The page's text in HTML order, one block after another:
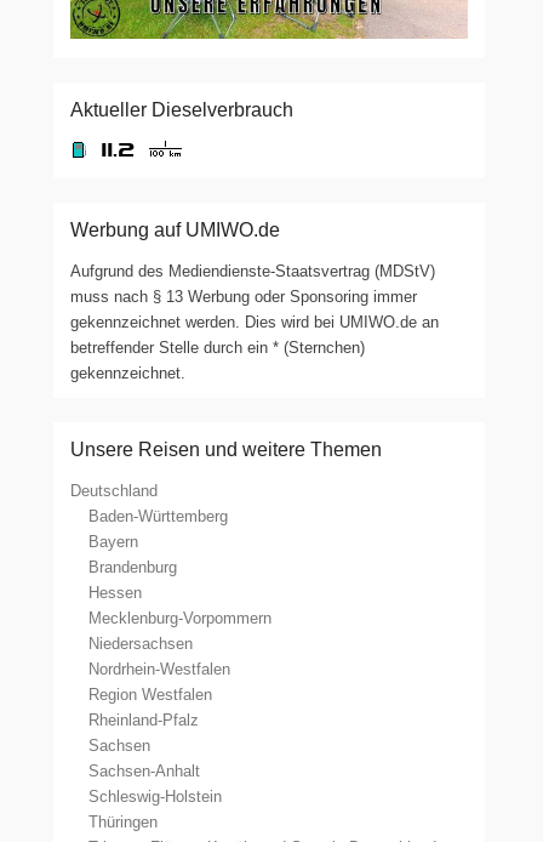
Aktueller Dieselverbrauch
Werbung auf UMIWO.de
Aufgrund des Mediendienste-Staatsvertrag (MDStV)
muss nach § 13 Werbung oder Sponsoring immer
gekennzeichnet werden. Dies wird bei UMIWO.de an
betreffender Stelle durch ein * (Sternchen)
gekennzeichnet.
Unsere Reisen und weitere Themen
Deutschland
Baden-Württemberg
Bayern
Brandenburg
Hessen
Mecklenburg-Vorpommern
Niedersachsen
Nordrhein-Westfalen
Region Westfalen
Rheinland-Pfalz
Sachsen
Sachsen-Anhalt
Schleswig-Holstein
Thüringen